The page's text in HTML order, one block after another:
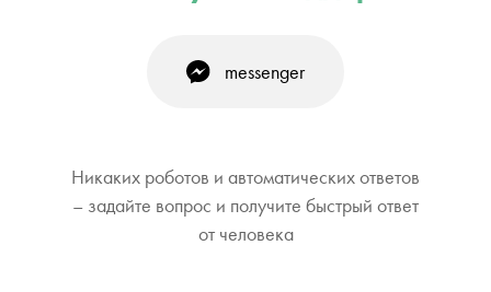
messenger
Никаких роботов и автоматических ответов
– задайте вопрос и получите быстрый ответ
от человека